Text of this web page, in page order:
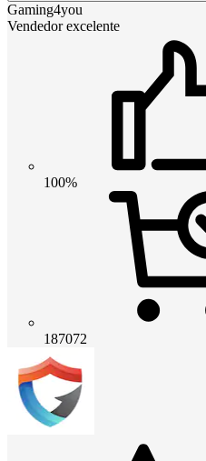
Gaming4you
Vendedor excelente
100%
187072